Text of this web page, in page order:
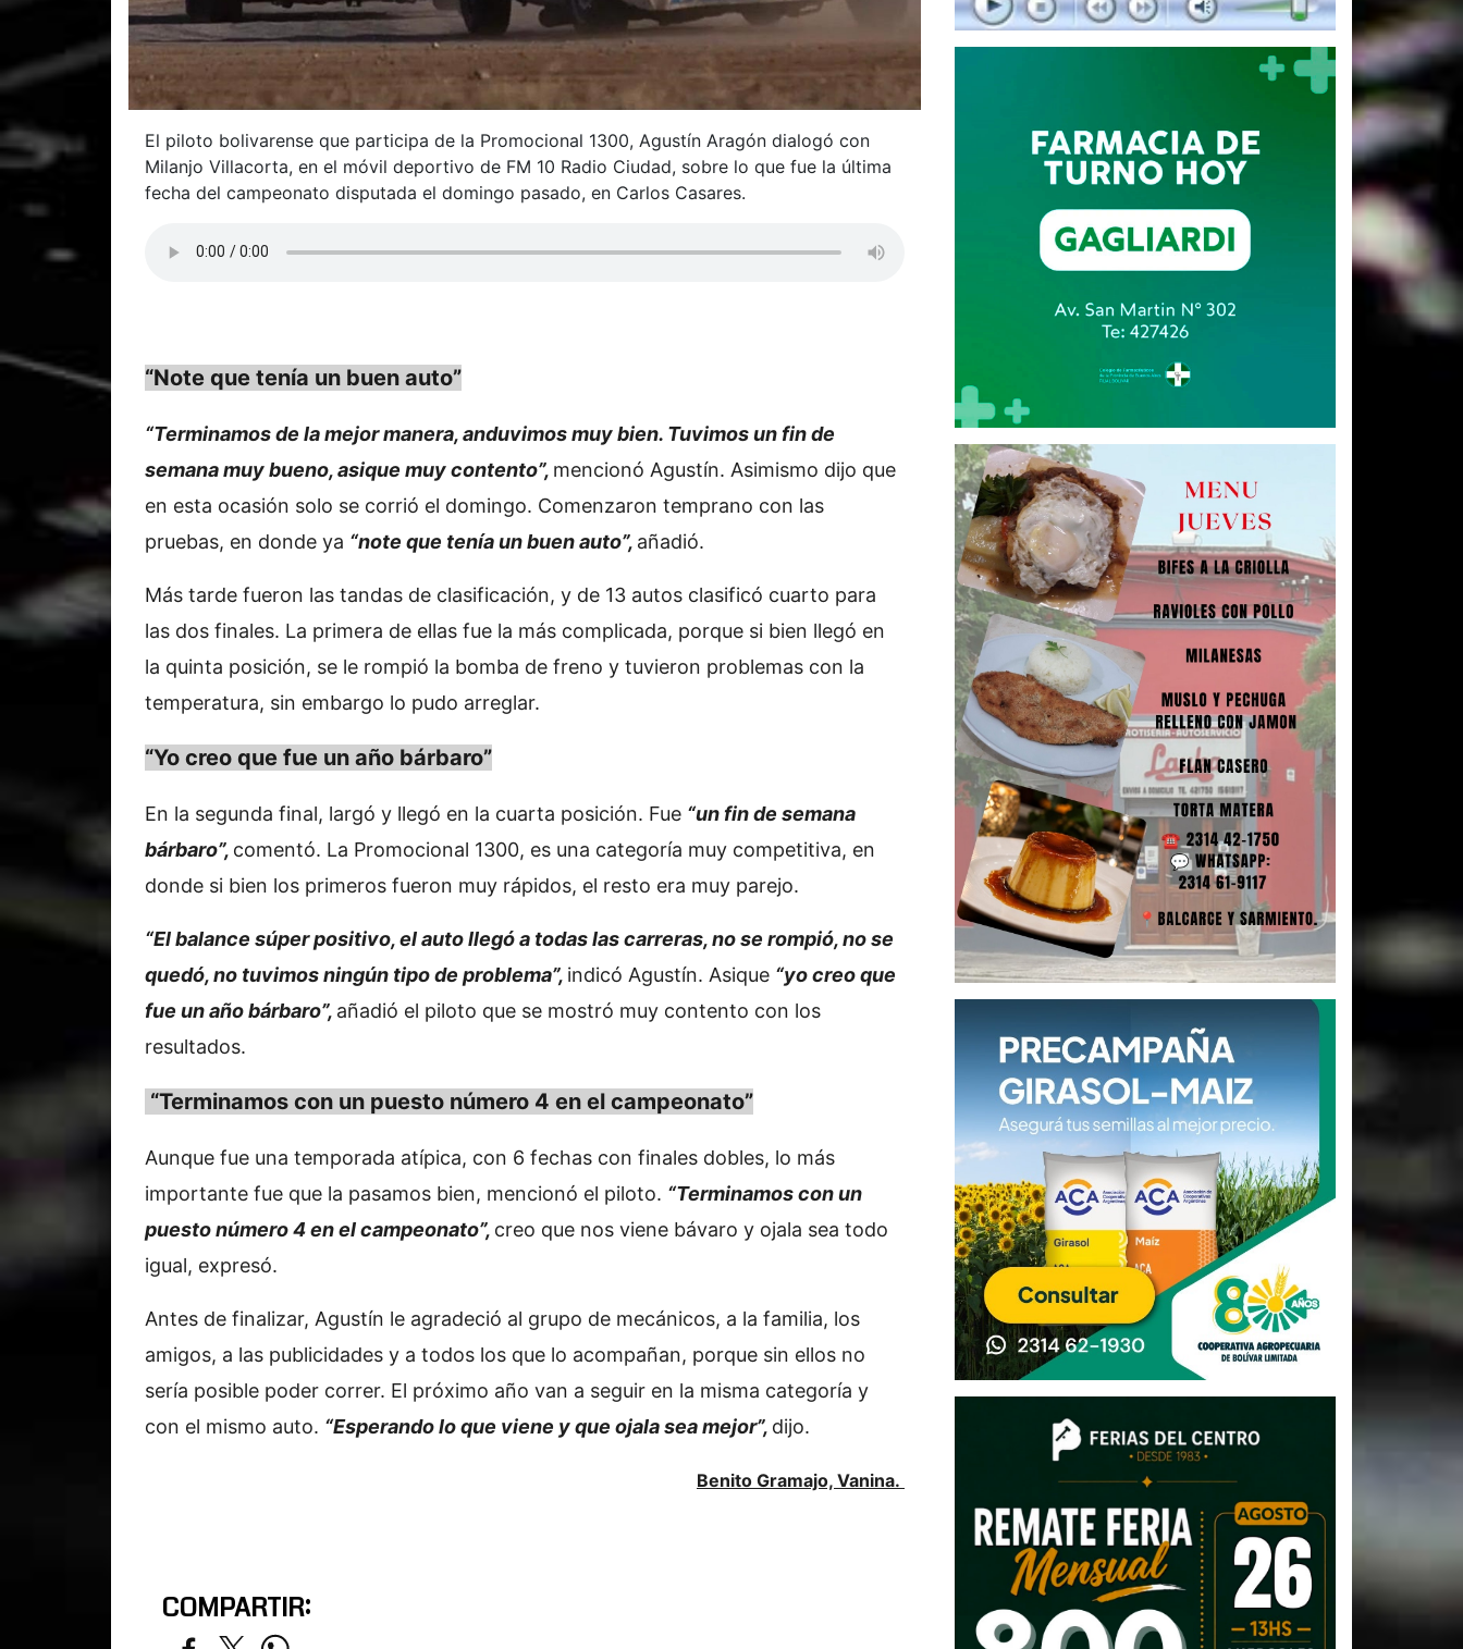
El piloto bolivarense que participa de la Promocional 1300, Agustín Aragón dialogó con
Milanjo Villacorta, en el móvil deportivo de FM 10 Radio Ciudad, sobre lo que fue la última
fecha del campeonato disputada el domingo pasado, en Carlos Casares.
“Note que tenía un buen auto”
“Terminamos de la mejor manera, anduvimos muy bien. Tuvimos un fin de
semana muy bueno, asique muy contento”, mencionó Agustín. Asimismo dijo que
en esta ocasión solo se corrió el domingo. Comenzaron temprano con las
pruebas, en donde ya “note que tenía un buen auto”, añadió.
Más tarde fueron las tandas de clasificación, y de 13 autos clasificó cuarto para
las dos finales. La primera de ellas fue la más complicada, porque si bien llegó en
la quinta posición, se le rompió la bomba de freno y tuvieron problemas con la
temperatura, sin embargo lo pudo arreglar.
“Yo creo que fue un año bárbaro”
En la segunda final, largó y llegó en la cuarta posición. Fue “un fin de semana
bárbaro”, comentó. La Promocional 1300, es una categoría muy competitiva, en
donde si bien los primeros fueron muy rápidos, el resto era muy parejo.
“El balance súper positivo, el auto llegó a todas las carreras, no se rompió, no se
quedó, no tuvimos ningún tipo de problema”, indicó Agustín. Asique “yo creo que
fue un año bárbaro”, añadió el piloto que se mostró muy contento con los
resultados.
“Terminamos con un puesto número 4 en el campeonato”
Aunque fue una temporada atípica, con 6 fechas con finales dobles, lo más
importante fue que la pasamos bien, mencionó el piloto. “Terminamos con un
puesto número 4 en el campeonato”, creo que nos viene bávaro y ojala sea todo
igual, expresó.
Antes de finalizar, Agustín le agradeció al grupo de mecánicos, a la familia, los
amigos, a las publicidades y a todos los que lo acompañan, porque sin ellos no
sería posible poder correr. El próximo año van a seguir en la misma categoría y
con el mismo auto. “Esperando lo que viene y que ojala sea mejor”, dijo.
Benito Gramajo, Vanina.
COMPARTIR: